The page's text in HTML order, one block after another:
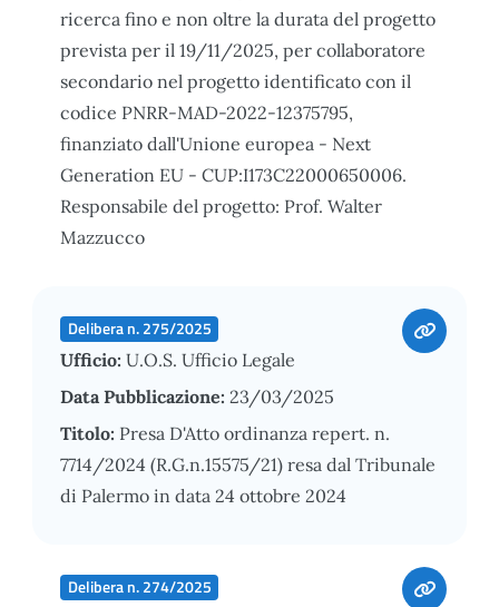
ricerca fino e non oltre la durata del progetto
prevista per il 19/11/2025, per collaboratore
secondario nel progetto identificato con il
codice PNRR-MAD-2022-12375795,
finanziato dall'Unione europea - Next
Generation EU - CUP:I173C22000650006.
Responsabile del progetto: Prof. Walter
Mazzucco
Delibera n. 275/2025
Ufficio: U.O.S. Ufficio Legale
Data Pubblicazione: 23/03/2025
Titolo: Presa D'Atto ordinanza repert. n.
7714/2024 (R.G.n.15575/21) resa dal Tribunale
di Palermo in data 24 ottobre 2024
Delibera n. 274/2025